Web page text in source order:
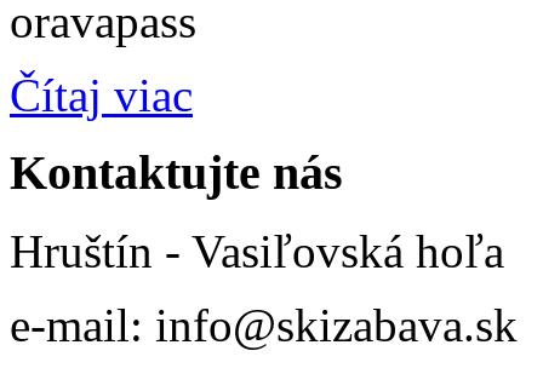
Čítaj viac
Kontaktujte nás
Hruštín - Vasiľovská hoľa
e-mail: info@skizabava.sk